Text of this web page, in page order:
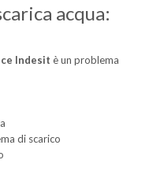
acqua:
Indesit è un problema
di scarico